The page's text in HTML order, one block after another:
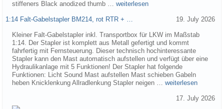
stiffeners Black anodized thumb … weiterlesen
1:14 Falt-Gabelstapler BM214, rot RTR + … 19. July 2026
Kleiner Falt-Gabelstapler inkl. Transportbox für LKW im Maßstab
1:14. Der Stapler ist komplett aus Metall gefertigt und kommt
fahrfertig mit Fernsteuerung. Dieser technisch hochinteressante
Stapler kann den Mast automatisch aufstellen und verfügt über eine
Hydraulikanlage mit 5 Funktionen! Der Stapler hat folgende
Funktionen: Licht Sound Mast aufstellen Mast schieben Gabeln
heben Knicklenkung Allradlenkung Stapler neigen … weiterlesen
17. July 2026